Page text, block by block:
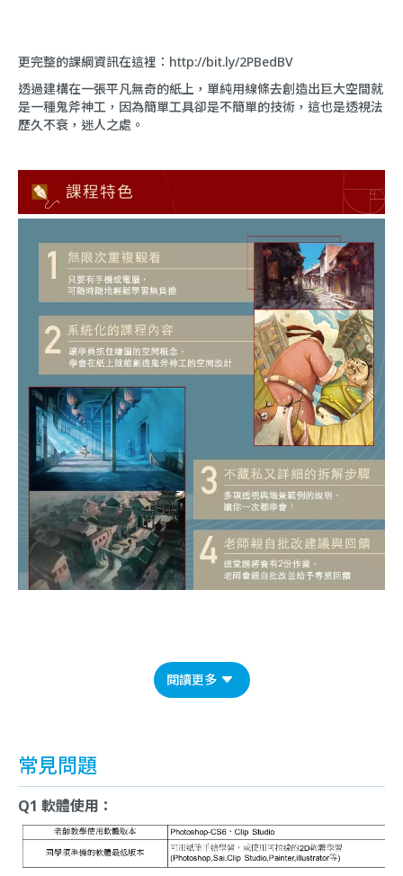
更完整的課綱資訊在這裡： http://bit.ly/2PBedBV
透過建構在一張平凡無奇的紙上，單純用線條去創造出巨大空間就
是一種鬼斧神工，因為簡單工具卻是不簡單的技術，這也是透視法
歷久不衰，迷人之處。
閱讀更多
常見問題
Q1 軟體使用：